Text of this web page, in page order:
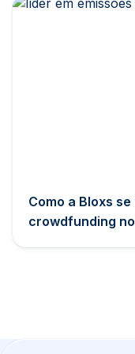
Como a Bloxs
crowdfunding